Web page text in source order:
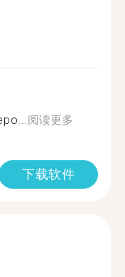
阅读更多
下载软件